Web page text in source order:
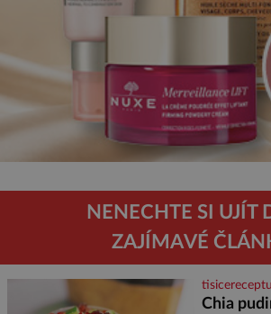
NENECHTE SI UJÍT
ZAJÍMAVÉ
Chia